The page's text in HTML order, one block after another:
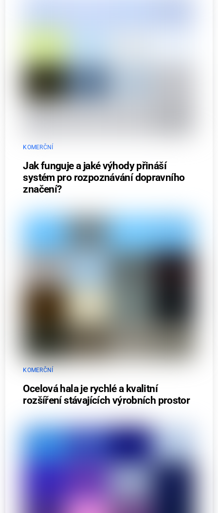
KOMERČNÍ
Jak funguje a jaké výhody přináší
systém pro rozpoznávání dopravního
značení?
KOMERČNÍ
Ocelová hala je rychlé a kvalitní
rozšíření stávajících výrobních prostor